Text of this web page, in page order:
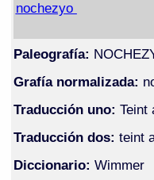
nochezyo
Paleografía:
Grafía normalizada:
Traducción uno: Teint
Traducción dos: teint
Diccionario: Wimmer